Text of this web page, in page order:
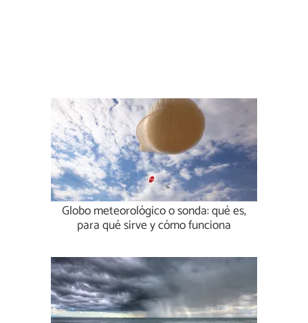
Globo meteorológico o sonda: qué es,
para qué sirve y cómo funciona